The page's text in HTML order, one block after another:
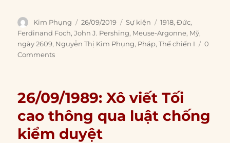
Author
Kim Phụng
Posted
on
26/09/2019 Categories
Sự kiện Tags
1918,Đức,
Ferdinand Foch,John J. Pershing, Meuse-Argonne, Mỹ,
ngày 2609, Nguyễn Thị Kim Phụng, Pháp,Thế chiến I
0
Comments
26/09/1989: Xô viết Tối
cao thông qua luật chống
kiểm duyệt